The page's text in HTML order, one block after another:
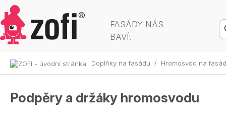
FASÁDY NÁS
BAVÍ!
Doplňky na fasádu / Hromosvod na
Podpěry a držáky hromosvodu